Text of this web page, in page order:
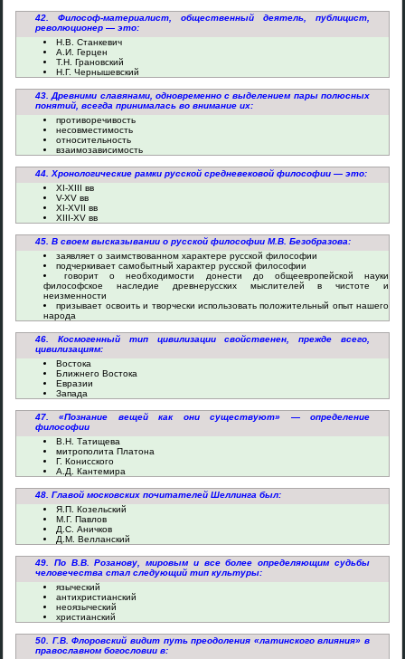
42. Философ-материалист, общественный деятель, публицист,
революционер — это:
Н.В. Станкевич
А.И. Герцен
Т.Н. Грановский
Н.Г. Чернышевский
43. Древними славянами, одновременно с выделением пары полюсных
понятий, всегда принималась во внимание их:
противоречивость
несовместимость
относительность
взаимозависимость
44. Хронологические рамки русской средневековой философии — это:
XI-XIII вв
V-XV вв
XI-XVII вв
XIII-XV вв
45. В своем высказывании о русской философии М.В. Безобразова:
заявляет о заимствованном характере русской философии
подчеркивает самобытный характер русской философии
говорит о необходимости донести до общеевропейской науки
философское наследие древнерусских мыслителей в чистоте и
неизменности
призывает освоить и творчески использовать положительный опыт нашего
народа
46. Космогенный тип цивилизации свойственен, прежде всего,
цивилизациям:
Востока
Ближнего Востока
Евразии
Запада
47. «Познание вещей как они существуют» — определение
философии
В.Н. Татищева
митрополита Платона
Г. Конисского
А.Д. Кантемира
48. Главой московских почитателей Шеллинга был:
Я.П. Козельский
М.Г. Павлов
Д.С. Аничков
Д.М. Велланский
49. По В.В. Розанову, мировым и все более определяющим судьбы
человечества стал следующий тип культуры:
языческий
антихристианский
неоязыческий
христианский
50. Г.В. Флоровский видит путь преодоления «латинского влияния» в
православном богословии в: